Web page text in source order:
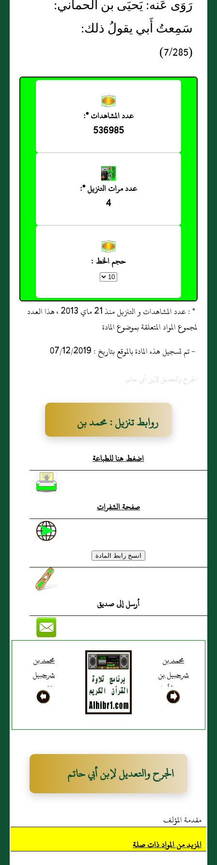
رَوَى عَنه: يَحيَى بن الحماني:
سَمِعتُ أَبي يقولُ ذلك:
(7/285)
عدد المشاهدات *:
536985
عدد مرات التنزيل *:
4
حجم الخط :
* : عدد المشاهدات و التنزيل منذ 21 ماي 2013 ، هذا العدد
لمجموع المواد المتعلقة بموضوع المادة
- تم تسجيل هذه المادة بالموقع بتاريخ : 07/12/2019
الجرح والتعديل لإبن أبي حاتم
روابط تنزيل : محمد بن
شرحبيل
اضغط هنا للطباعة
صفحة الشفرات
أرسل إلى صديق
محمد بن
شرحبيل بن
جعشم الأنباري
محمد بن
شرحبيل
العَبدي
الجرح والتعديل لإبن أبي حاتم
مقدمة المؤلف
المزيد من المواد ذات صلة